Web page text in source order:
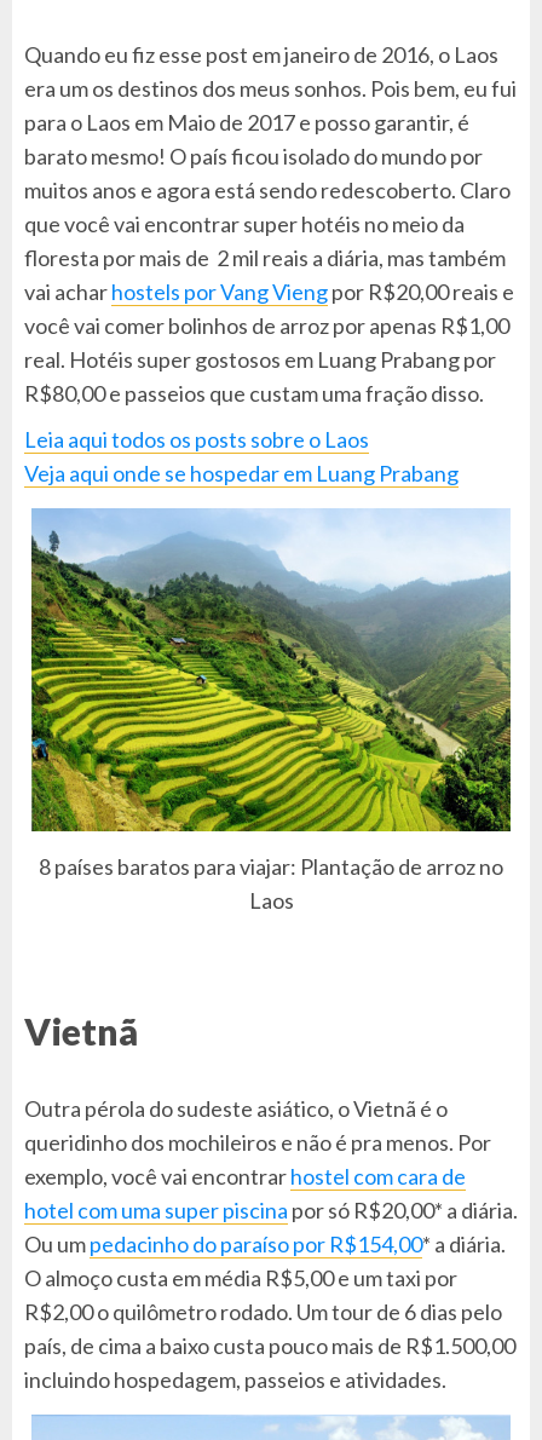
Quando eu fiz esse post em janeiro de 2016, o Laos
era um os destinos dos meus sonhos. Pois bem, eu fui
para o Laos em Maio de 2017 e posso garantir, é
barato mesmo! O país ficou isolado do mundo por
muitos anos e agora está sendo redescoberto. Claro
que você vai encontrar super hotéis no meio da
floresta por mais de 2 mil reais a diária, mas também
vai acharhostels por Vang Viengpor R$20,00 reais e
você vai comer bolinhos de arroz por apenas R$1,00
real. Hotéis super gostosos em Luang Prabang por
R$80,00 e passeios que custam uma fração disso.
Leia aqui todos os posts sobre o Laos
Veja aqui onde se hospedar em Luang Prabang
8 países baratos para viajar: Plantação de arroz no
Laos
Vietnã
Outra pérola do sudeste asiático, o Vietnã é o
queridinho dos mochileiros e não é pra menos. Por
exemplo, você vai encontrarhostel com cara de
hotel com uma super piscina por só R$20,00* a diária.
Ou umpedacinho do paraíso por R$154,00* a diária.
O almoço custa em média R$5,00 e um taxi por
R$2,00 o quilômetro rodado. Um tour de 6 dias pelo
país, de cima a baixo custa pouco mais de R$1.500,00
incluindo hospedagem, passeios e atividades.